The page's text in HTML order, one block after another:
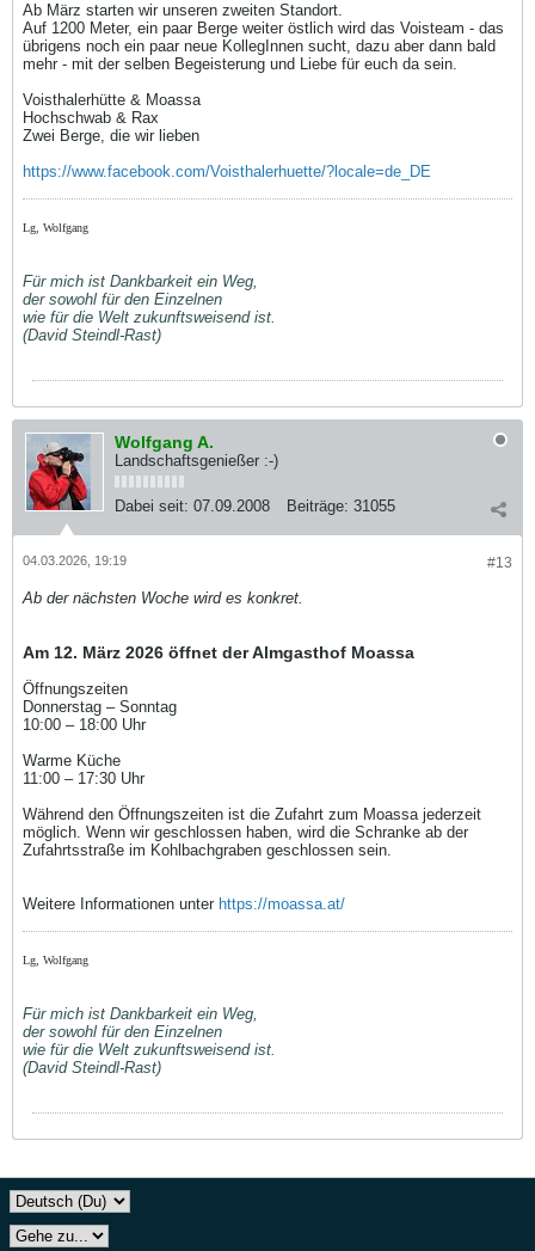
Ab März starten wir unseren zweiten Standort.
Auf 1200 Meter, ein paar Berge weiter östlich wird das Voisteam - das
übrigens noch ein paar neue KollegInnen sucht, dazu aber dann bald
mehr - mit der selben Begeisterung und Liebe für euch da sein.
Voisthalerhütte & Moassa
Hochschwab & Rax
Zwei Berge, die wir lieben
https://www.facebook.com/Voisthalerhuette/?locale=de_DE
Lg, Wolfgang
Für mich ist Dankbarkeit ein Weg,
der sowohl für den Einzelnen
wie für die Welt zukunftsweisend ist.
(David Steindl-Rast)
Wolfgang A.
Landschaftsgenießer :-)
Dabei seit: 07.09.2008 Beiträge: 31055
#13
04.03.2026, 19:19
Ab der nächsten Woche wird es konkret.
Am 12. März 2026 öffnet der Almgasthof Moassa
Öffnungszeiten
Donnerstag – Sonntag
10:00 – 18:00 Uhr
Warme Küche
11:00 – 17:30 Uhr
Während den Öffnungszeiten ist die Zufahrt zum Moassa jederzeit
möglich. Wenn wir geschlossen haben, wird die Schranke ab der
Zufahrtsstraße im Kohlbachgraben geschlossen sein.
Weitere Informationen unter https://moassa.at/
Lg, Wolfgang
Für mich ist Dankbarkeit ein Weg,
der sowohl für den Einzelnen
wie für die Welt zukunftsweisend ist.
(David Steindl-Rast)